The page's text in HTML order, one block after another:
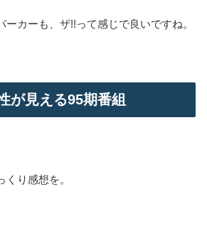
ーカーも、ザ!!って感じで良いですね。
が見える95期番組
り感想を。